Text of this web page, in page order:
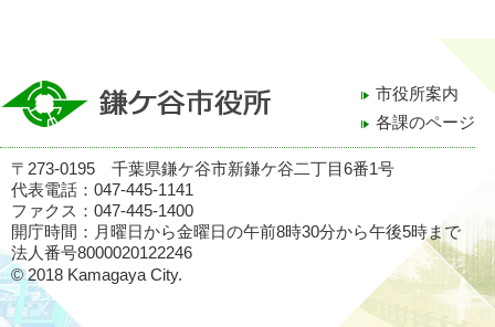
市役所案内
各課のページ
〒273-0195 千葉県鎌ケ谷市新鎌ケ谷二丁目6番1号
代表電話：047-445-1141
ファクス：047-445-1400
開庁時間：月曜日から金曜日の午前8時30分から午後5時まで
法人番号8000020122246
© 2018 Kamagaya City.